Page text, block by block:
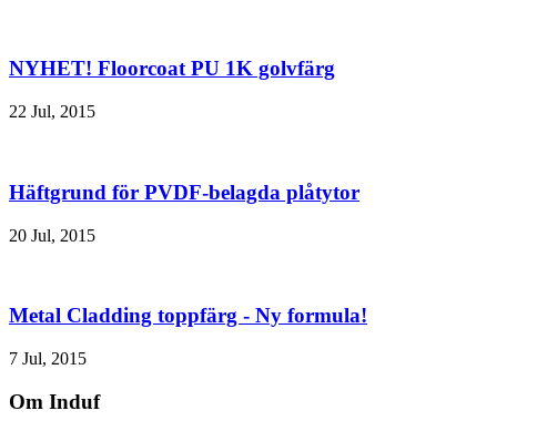
NYHET! Floorcoat PU 1K golvfärg
22 Jul, 2015
Häftgrund för PVDF-belagda plåtytor
20 Jul, 2015
Metal Cladding toppfärg - Ny formula!
7 Jul, 2015
Om Induf